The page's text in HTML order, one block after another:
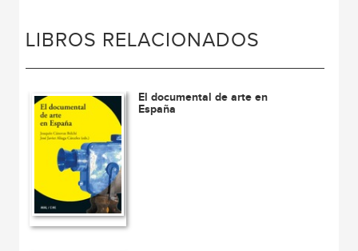
LIBROS RELACIONADOS
El documental de arte en
España